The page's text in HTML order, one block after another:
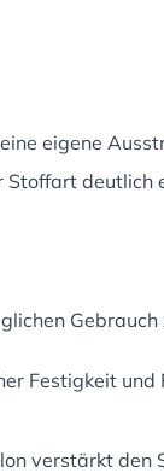
eigene
deutlich
Gebrauch
Festigkeit
verstärkt den